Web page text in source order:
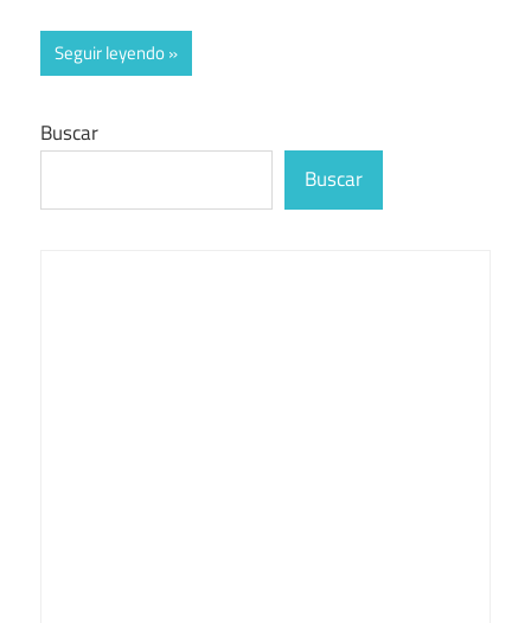
Seguir leyendo
Buscar
Buscar